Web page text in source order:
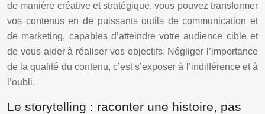
de manière créative et stratégique, vous pouvez transformer
vos contenus en de puissants outils de communication et
de marketing, capables d’atteindre votre audience cible et
de vous aider à réaliser vos objectifs. Négliger l’importance
de la qualité du contenu, c’est s’exposer à l’indifférence et à
l’oubli.
Le storytelling : raconter une histoire, pas